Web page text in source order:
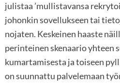
julistaa ’mullistavansa
johonkin sovellukseen tai
nojaten. Keskeinen haaste
perinteinen skenaario yhteen
kumartamisesta ja toiseen
on suunnattu palvelemaan